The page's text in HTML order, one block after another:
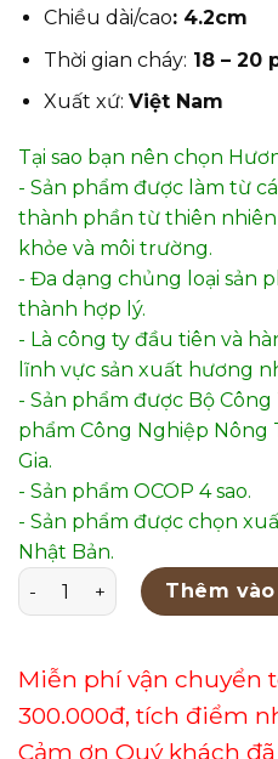
Chiều dài/cao: 4.2cm
Thời gian cháy: 18 – 20
Xuất xứ: Việt Nam
Tại sao bạn nên chọn
- Sản phẩm được làm từ
thành phần từ thiên
khỏe và môi trường.
- Đa dạng chủng loại sản
thành hợp lý.
- Là công ty đầu tiên và
lĩnh vực sản xuất hương
- Sản phẩm được Bộ
phẩm Công Nghiệp
Gia.
- Sản phẩm OCOP 4 sao.
- Sản phẩm được chọn
Nhật Bản.
NỤ TRẦM KHÓI NGƯỢC
Thêm
Miễn phí vận chuyển
300.000đ, tích điểm
Cảm ơn Quý khách